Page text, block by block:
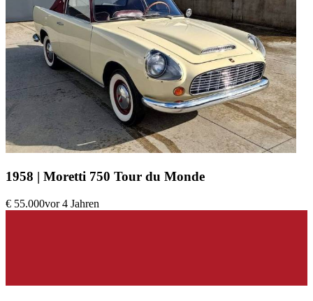
1958 | Moretti 750 Tour du Monde
€ 55.000vor 4 Jahren